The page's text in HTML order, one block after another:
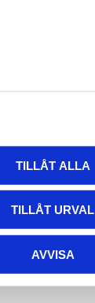
TILLÅT ALLA
TILLÅT URVAL
AVVISA